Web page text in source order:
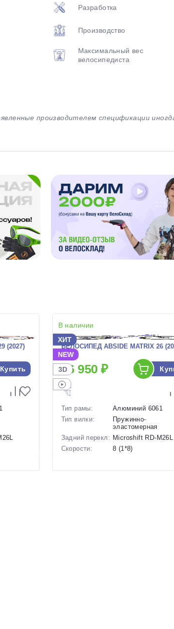
Разработка
Производство
Максимальный вес
велосипедиста
производителем спецификации
(2027)
Купить
В наличии
ХИТ
NEW
3D
ВЕЛОСИПЕД ABSIDE MATRIX 26
26 950 ₽
Тип рамы:
Алюминий 6061
Тип вилки:
Пружинно-
эластомерная
Задний перекл: Microshift RD-M26L
Скорости:
8 (1*8)